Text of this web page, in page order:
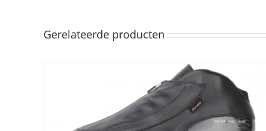
Gerelateerde producten